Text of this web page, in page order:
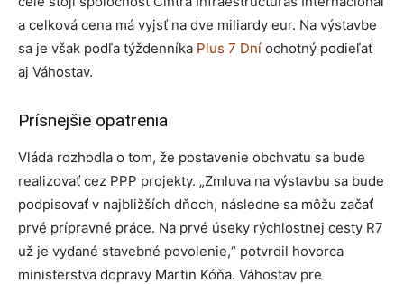
a celková cena má vyjsť na dve miliardy eur. Na výstavbe
sa je však podľa týždenníka Plus 7 Dní ochotný podieľať
aj Váhostav.
Prísnejšie opatrenia
Vláda rozhodla o tom, že postavenie obchvatu sa bude
realizovať cez PPP projekty. „Zmluva na výstavbu sa bude
podpisovať v najbližších dňoch, následne sa môžu začať
prvé prípravné práce. Na prvé úseky rýchlostnej cesty R7
už je vydané stavebné povolenie,“ potvrdil hovorca
ministerstva dopravy Martin Kóňa. Váhostav pre